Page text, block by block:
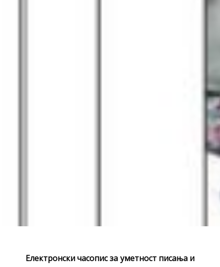
Eлектронски часопис за уметност писања и